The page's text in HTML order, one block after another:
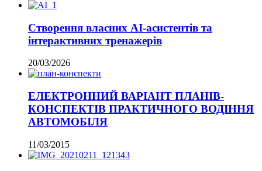
Створення власних AI-асистентів та
інтерактивних тренажерів
20/03/2026
ЕЛЕКТРОННИЙ ВАРІАНТ ПЛАНІВ-
КОНСПЕКТІВ ПРАКТИЧНОГО ВОДІННЯ
АВТОМОБІЛЯ
11/03/2015